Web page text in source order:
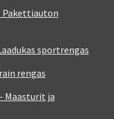
Pakettiauton
sportrengas
rengas
Maasturit ja